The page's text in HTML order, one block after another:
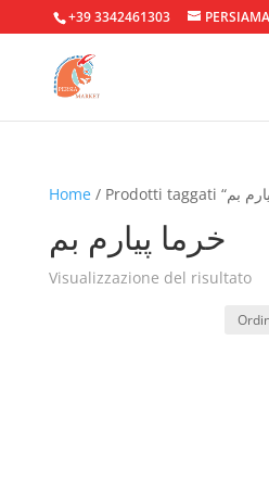
+39 3342461303
Home
خرما پیارم بم
Visualizzazione del risultato